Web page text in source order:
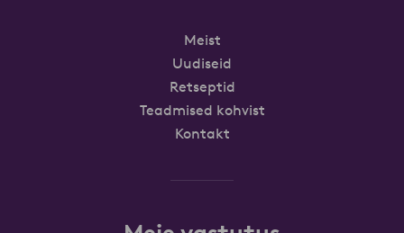
Meist
Uudiseid
Retseptid
Teadmised kohvist
Kontakt